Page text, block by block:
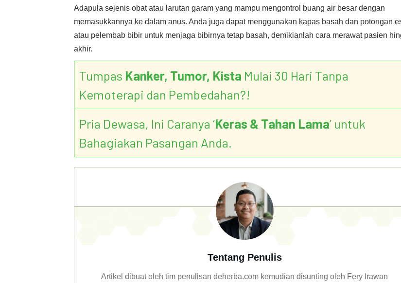
Adapula sejenis obat atau larutan garam yang mampu mengontrol buang air besar dengan
memasukkannya ke dalam anus. Anda juga dapat menggunakan kapas basah dan potongan
atau pelembab bibir untuk menjaga bibirnya tetap basah, demikianlah cara merawat pasien
akhir.
Tumpas Kanker, Tumor, Kista Mulai 30 Hari Tanpa
Kemoterapi dan Pembedahan?!
Pria Dewasa, Ini Caranya ‘Keras & Tahan Lama’ untuk
Bahagiakan Pasangan Anda.
Tentang Penulis
Artikel dibuat oleh tim penulisan deherba.com kemudian disunting oleh Fery Irawan